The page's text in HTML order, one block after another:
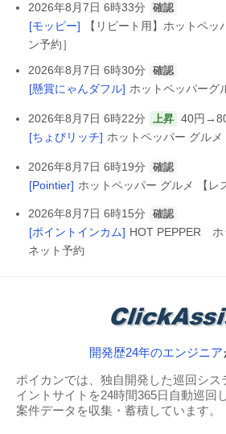
2026年8月7日 6時33分 確認
[モッピー]
【リピート用】ホットペッ
ン予約］
2026年8月7日 6時30分
確認
[懸賞にゃんダフル] ホットペッパーグ
2026年8月7日 6時22分 上昇 40円
[ちょびリッチ] ホットペッパー グルメ
2026年8月7日 6時19分 確認
[Pointier] ホットペッパー グルメ 【レ
2026年8月7日 6時15分 確認
[ポイントインカム] HOT PEPPER
ネット予約
開発歴24年のエンジニア
ポイカンでは、独自開発した巡回シス
イントサイトを24時間365日自動巡回
案件データを収集・蓄積しています。